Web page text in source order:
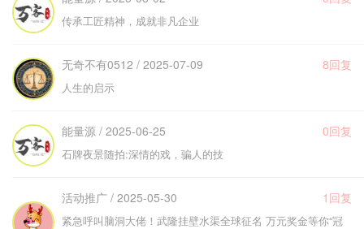
传承工匠精神，成就非凡企业
无奇不有0512 / 2025-07-09 8回复
人生的启示
能量源 / 2025-06-25 0回复
石牌夜景随拍:深情的戏，骗人的技
活动推广 / 2025-05-30 1回复
紧急呼叫脑洞大佬！武隆挂壁水渠全球征名 万元奖金等你“冠